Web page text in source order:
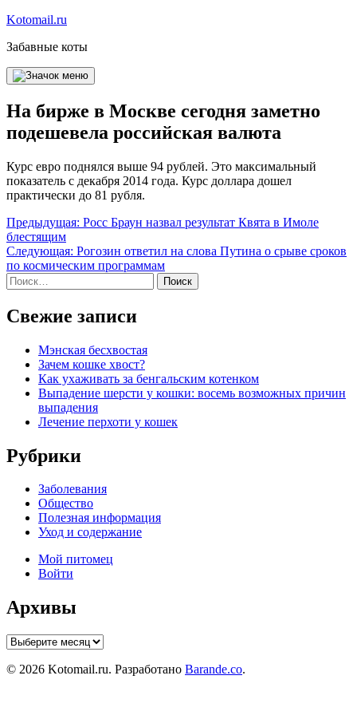
Перейти
содержимому
Kotomail.ru
Забавные коты
На бирже в Москве сегодня заметно
подешевела российская валюта
Курс евро поднялся выше 94 рублей. Это максимальный
показатель с декабря 2014 года. Курс доллара дошел
практически до 81 рубля.
Навигация
по
записям
Предыдущая: Росс Браун назвал результат Квята в Имоле
блестящим
Следующая: Рогозин ответил на слова Путина о срыве сроков
по космическим программам
Найти:
Свежие записи
Мэнская бесхвостая
Зачем кошке хвост?
Как ухаживать за бенгальским котенком
Выпадение шерсти у кошки: восемь возможных причин
выпадения
Лечение перхоти у кошек
Рубрики
Заболевания
Общество
Полезная информация
Уход и содержание
Мой питомец
Войти
Архивы
Архивы
© 2026 Kotomail.ru. Разработано Barande.co.